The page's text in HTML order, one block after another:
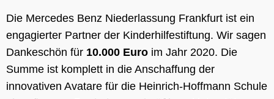
Die Mercedes Benz Niederlassung Frankfurt ist ein
engagierter Partner der Kinderhilfestiftung. Wir sagen
Dankeschön für 10.000 Euro im Jahr 2020. Die
Summe ist komplett in die Anschaffung der
innovativen Avatare für die Heinrich-Hoffmann Schule